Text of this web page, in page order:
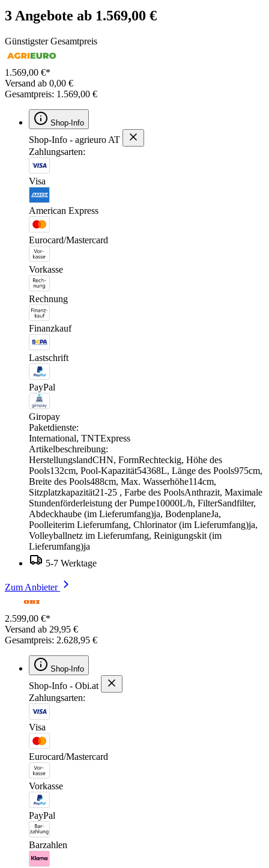
3 Angebote ab 1.569,00 €
Günstigster Gesamtpreis
1.569,00 €*
Versand ab 0,00 €
Gesamtpreis: 1.569,00 €
Shop-Info
Shop-Info - agrieuro AT
Zahlungsarten:
Visa
American Express
Eurocard/Mastercard
Vorkasse
Rechnung
Finanzkauf
Lastschrift
PayPal
Giropay
Paketdienste:
International, TNTExpress
Artikelbeschreibung:
HerstellungslandCHN, FormRechteckig, Höhe des
Pools132cm, Pool-Kapazität54368L, Länge des Pools975cm,
Breite des Pools488cm, Max. Wasserhöhe114cm,
Sitzplatzkapazität21-25 , Farbe des PoolsAnthrazit, Maximale
Stundenförderleistung der Pumpe10000L/h, FilterSandfilter,
Abdeckhaube (im Lieferumfang)ja, BodenplaneJa,
Poolleiterim Lieferumfang, Chlorinator (im Lieferumfang)ja,
Volleyballnetz im Lieferumfang, Reinigungskit (im
Lieferumfang)ja
5-7 Werktage
Zum Anbieter
2.599,00 €*
Versand ab 29,95 €
Gesamtpreis: 2.628,95 €
Shop-Info
Shop-Info - Obi.at
Zahlungsarten:
Visa
Eurocard/Mastercard
Vorkasse
PayPal
Barzahlen